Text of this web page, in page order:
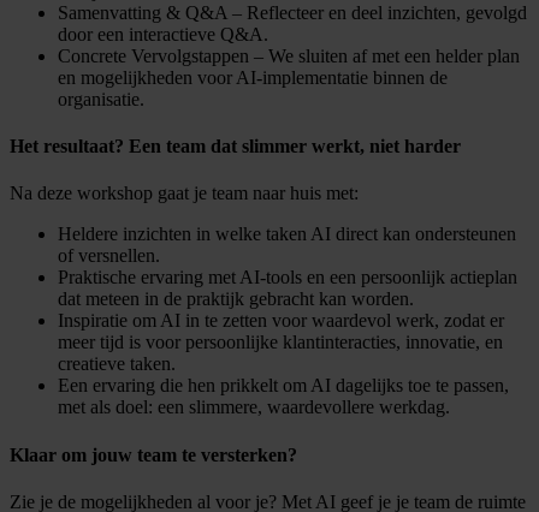
Samenvatting & Q&A – Reflecteer en deel inzichten, gevolgd
door een interactieve Q&A.
Concrete Vervolgstappen – We sluiten af met een helder plan
en mogelijkheden voor AI-implementatie binnen de
organisatie.
Het resultaat? Een team dat slimmer werkt, niet harder
Na deze workshop gaat je team naar huis met:
Heldere inzichten in welke taken AI direct kan ondersteunen
of versnellen.
Praktische ervaring met AI-tools en een persoonlijk actieplan
dat meteen in de praktijk gebracht kan worden.
Inspiratie om AI in te zetten voor waardevol werk, zodat er
meer tijd is voor persoonlijke klantinteracties, innovatie, en
creatieve taken.
Een ervaring die hen prikkelt om AI dagelijks toe te passen,
met als doel: een slimmere, waardevollere werkdag.
Klaar om jouw team te versterken?
Zie je de mogelijkheden al voor je? Met AI geef je je team de ruimte